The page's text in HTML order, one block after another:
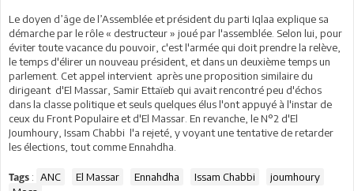
Le doyen d’âge de l’Assemblée et président du parti Iqlaa explique sa
démarche par le rôle « destructeur » joué par l'assemblée. Selon lui, pour
éviter toute vacance du pouvoir, c'est l'armée qui doit prendre la relève,
le temps d'élirer un nouveau président, et dans un deuxième temps un
parlement. Cet appel intervient après une proposition similaire du
dirigeant d'El Massar, Samir Ettaïeb qui avait rencontré peu d'échos
dans la classe politique et seuls quelques élus l'ont appuyé à l'instar de
ceux du Front Populaire et d'El Massar. En revanche, le N°2 d'El
Joumhoury, Issam Chabbi l'a rejeté, y voyant une tentative de retarder
les élections, tout comme Ennahdha.
Tags : ANC El Massar Ennahdha Issam Chabbi
joumhoury